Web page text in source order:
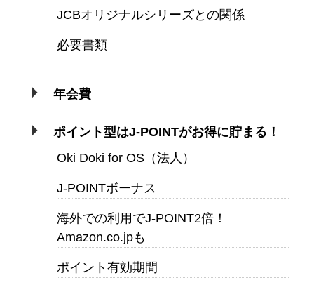
JCBオリジナルシリーズとの関係
必要書類
年会費
ポイント型はJ-POINTがお得に貯まる！
Oki Doki for OS（法人）
J-POINTボーナス
海外での利用でJ-POINT2倍！
Amazon.co.jpも
ポイント有効期間